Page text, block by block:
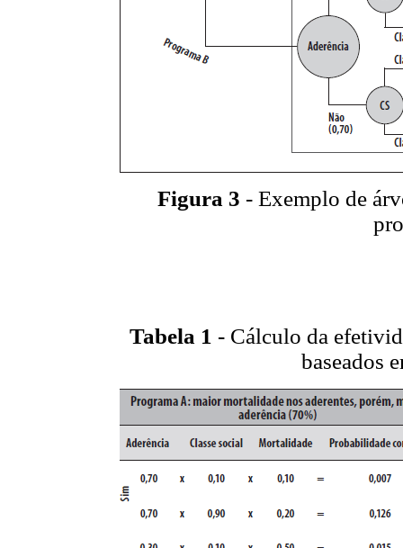
Figura 3 - Exemplo de
Tabela 1 - Cálculo da
baseados